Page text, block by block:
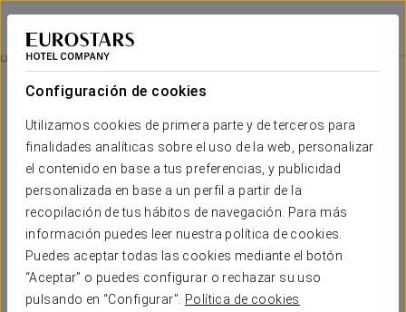
Configuración de cookies
Utilizamos cookies de primera parte y de terceros para
finalidades analíticas sobre el uso de la web, personalizar
el contenido en base a tus preferencias, y publicidad
personalizada en base a un perfil a partir de la
recopilación de tus hábitos de navegación. Para más
información puedes leer nuestra política de cookies.
Puedes aceptar todas las cookies mediante el botón
“Aceptar” o puedes configurar o rechazar su uso
pulsando en “Configurar”.
Política de cookies
Eurostars Torre Sevilla
SEVILLA
Habitaciones
Habitaciones
El confort y descanso que necesitas
El Eurostars Torre Sevilla dispone de 244 exclusivas
habitaciones, todas ellas exteriores y dotadas de grandes
ventanales desde los que disfrutar de unas privilegiadas vistas
sobre la ciudad. La apuesta por el uso de colores neutros,
unida al juego de texturas, ofrece la calidez y la armonía
necesarias para una estancia de ensueño.El Eurostars Torre
Sevilla contempla una gama de habitaciones que incluyen la
doble estándar y la doble ejecutiva, pasando por la suite, hasta
llegar a la gran suite presidencial, que está ubicada en la planta